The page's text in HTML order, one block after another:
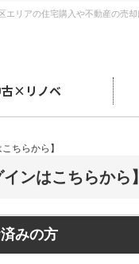
エリアの住宅購入や不動産の売
古×リノベ
ちらから】
ンはこちらから】
みの方